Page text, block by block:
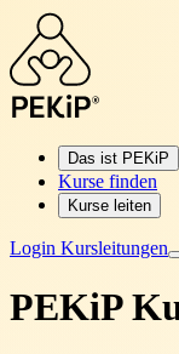
Das ist PEKiP
Kurse finden
Kurse leiten
Login Kursleitungen
PEKiP